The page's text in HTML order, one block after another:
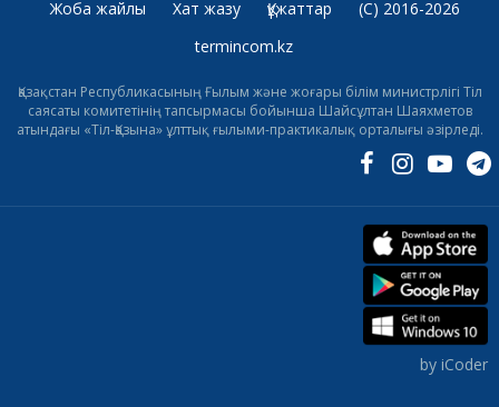
Жоба жайлы Хат жазу Құжаттар
(C) 2016-2026
termincom.kz
Қазақстан Республикасының Ғылым және жоғары білім министрлігі Тіл
саясаты комитетінің тапсырмасы бойынша Шайсұлтан Шаяхметов
атындағы «Тіл-Қазына» ұлттық ғылыми-практикалық орталығы әзірледі.
by iCoder